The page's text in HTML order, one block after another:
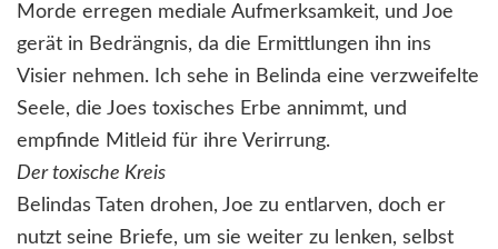
Morde erregen mediale Aufmerksamkeit, und Joe
gerät in Bedrängnis, da die Ermittlungen ihn ins
Visier nehmen. Ich sehe in Belinda eine verzweifelte
Seele, die Joes toxisches Erbe annimmt, und
empfinde Mitleid für ihre Verirrung.
Der toxische Kreis
Belindas Taten drohen, Joe zu entlarven, doch er
nutzt seine Briefe, um sie weiter zu lenken, selbst